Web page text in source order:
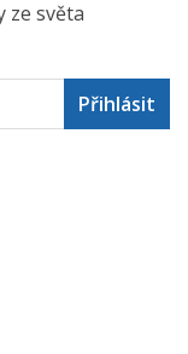
ze světa
Přihlásit